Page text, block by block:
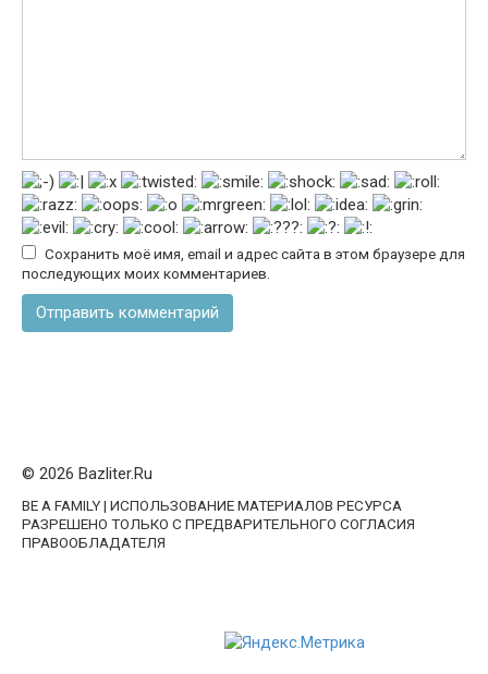
Сохранить моё имя, email и адрес сайта в этом браузере для
последующих моих комментариев.
© 2026 Bazliter.Ru
BE A FAMILY | ИСПОЛЬЗОВАНИЕ МАТЕРИАЛОВ РЕСУРСА
РАЗРЕШЕНО ТОЛЬКО С ПРЕДВАРИТЕЛЬНОГО СОГЛАСИЯ
ПРАВООБЛАДАТЕЛЯ